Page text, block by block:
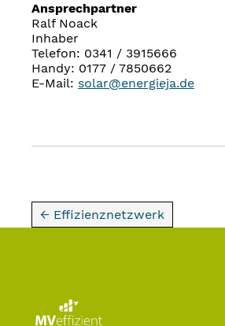
Ansprechpartner
Ralf Noack
Inhaber
Telefon: 0341 / 3915666
Handy: 0177 / 7850662
E-Mail: solar@energieja.de
← Effizienznetzwerk